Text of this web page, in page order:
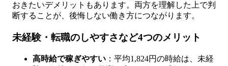
おきたいデメリットもあります。両方を理解した上で判
断することが、後悔しない働き方につながります。
未経験・転職のしやすさなど4つのメリット
高時給で稼ぎやすい ：平均1,824円の時給は、未経